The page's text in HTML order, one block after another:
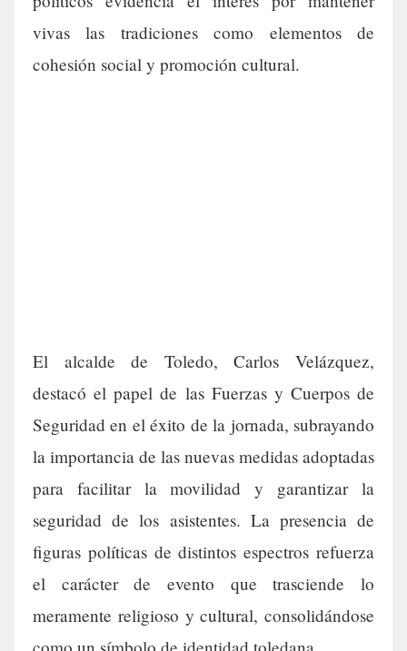
vivas las tradiciones como elementos de
cohesión social y promoción cultural.
El alcalde de Toledo, Carlos Velázquez,
destacó el papel de las Fuerzas y Cuerpos de
Seguridad en el éxito de la jornada, subrayando
la importancia de las nuevas medidas adoptadas
para facilitar la movilidad y garantizar la
seguridad de los asistentes. La presencia de
figuras políticas de distintos espectros refuerza
el carácter de evento que trasciende lo
meramente religioso y cultural, consolidándose